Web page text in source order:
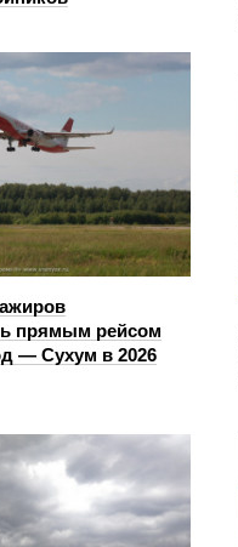
прямым рейсом
— Сухум в 2026